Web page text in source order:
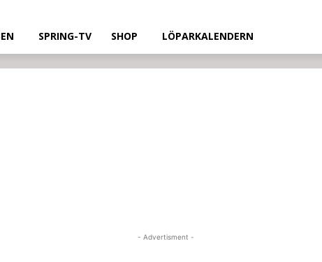
SPRING-TV SHOP LÖPARKALENDERN
- Advertisment -